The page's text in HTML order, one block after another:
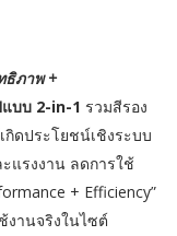
ธิภาพ +
บบ 2-in-1 รวมสีรอง
ดประโยชน์เชิงระบบ
แรงงาน ลดการใช้
+ Efficiency”
านจริงในไซต์